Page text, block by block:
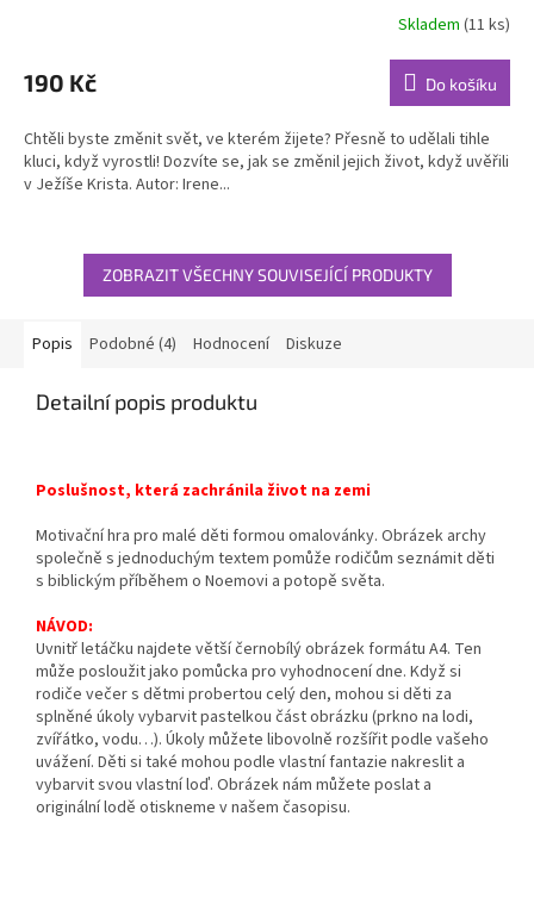
Skladem (11 ks)
190 Kč Do košíku
Chtěli byste změnit svět, ve kterém žijete? Přesně to udělali tihle
kluci, když vyrostli! Dozvíte se, jak se změnil jejich život, když uvěřili
v Ježíše Krista. Autor: Irene...
ZOBRAZIT VŠECHNY SOUVISEJÍCÍ PRODUKTY
Popis Podobné (4) Hodnocení Diskuze
Detailní popis produktu
Poslušnost, která zachránila život na zemi
Motivační hra pro malé děti formou omalovánky. Obrázek archy
společně s jednoduchým textem pomůže rodičům seznámit děti
s biblickým příběhem o Noemovi a potopě světa.
NÁVOD:
Uvnitř letáčku najdete větší černobílý obrázek formátu A4. Ten
může posloužit jako pomůcka pro vyhodnocení dne. Když si
rodiče večer s dětmi probertou celý den, mohou si děti za
splněné úkoly vybarvit pastelkou část obrázku (prkno na lodi,
zvířátko, vodu…). Úkoly můžete libovolně rozšířit podle vašeho
uvážení. Děti si také mohou podle vlastní fantazie nakreslit a
vybarvit svou vlastní loď. Obrázek nám můžete poslat a
originální lodě otiskneme v našem časopisu.